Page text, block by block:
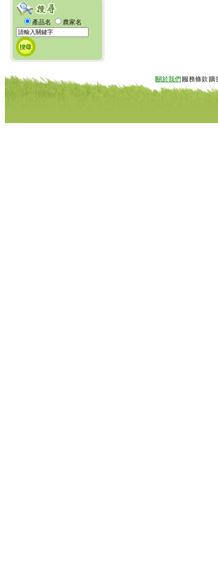
產品名 農家名
關於我們 ∣服務條款∣廣